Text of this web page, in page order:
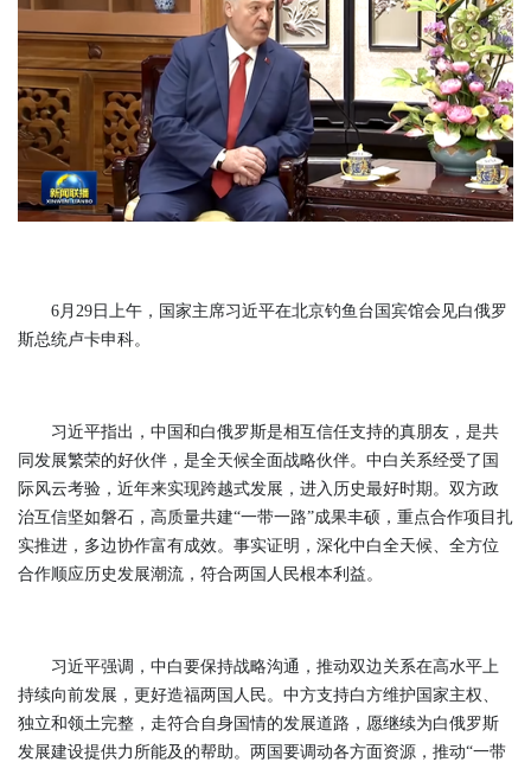
6月29日上午，国家主席习近平在北京钓鱼台国宾馆会见白俄罗
斯总统卢卡申科。
习近平指出，中国和白俄罗斯是相互信任支持的真朋友，是共
同发展繁荣的好伙伴，是全天候全面战略伙伴。中白关系经受了国
际风云考验，近年来实现跨越式发展，进入历史最好时期。双方政
治互信坚如磐石，高质量共建“一带一路”成果丰硕，重点合作项目扎
实推进，多边协作富有成效。事实证明，深化中白全天候、全方位
合作顺应历史发展潮流，符合两国人民根本利益。
习近平强调，中白要保持战略沟通，推动双边关系在高水平上
持续向前发展，更好造福两国人民。中方支持白方维护国家主权、
独立和领土完整，走符合自身国情的发展道路，愿继续为白俄罗斯
发展建设提供力所能及的帮助。两国要调动各方面资源，推动“一带